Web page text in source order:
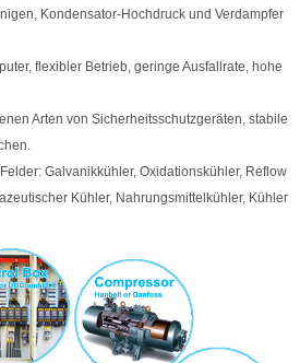
Kondensator-Hochdruck und Verdampfer
flexibler Betrieb, geringe Ausfallrate, hohe
Arten von Sicherheitsschutzgeräten, stabile
Galvanikkühler, Oxidationskühler, Reflow
Kühler, Nahrungsmittelkühler, Kühler